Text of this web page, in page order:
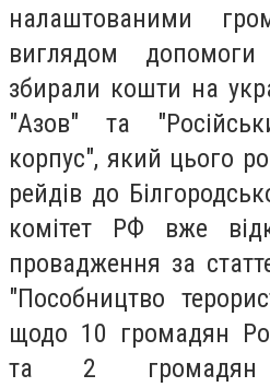
налаштованими
виглядом
збирали кошти на
"Азов" та
корпус", який цього
рейдів до
комітет РФ вже
провадження за
"Пособництво
щодо 10 громадян
та 2 громадян